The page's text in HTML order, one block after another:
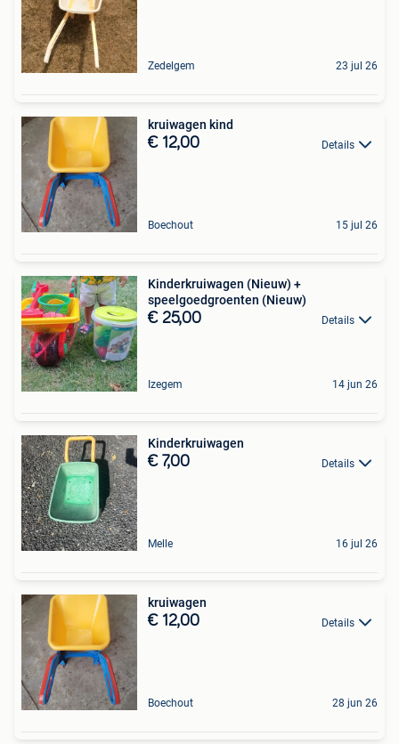
Zedelgem 23 jul 26
kruiwagen kind
€ 12,00 Details
Boechout 15 jul 26
Kinderkruiwagen (Nieuw) +
speelgoedgroenten (Nieuw)
€ 25,00 Details
Izegem 14 jun 26
Kinderkruiwagen
€ 7,00 Details
Melle 16 jul 26
kruiwagen
€ 12,00 Details
Boechout 28 jun 26